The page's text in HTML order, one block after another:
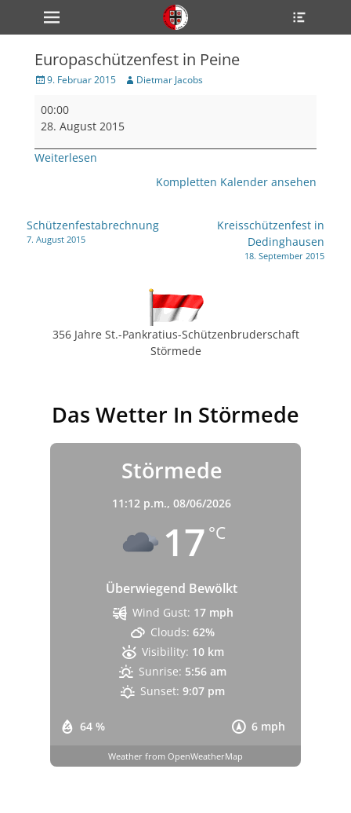
zum
Inhalt
Primärmenü
Europaschützenfest in Peine
Veröffentlicht
9. Februar 2015 Author
Dietmar Jacobs
Europaschützenfest
in
Peine
00:00
28. August 2015
Weiterlesen
Kompletten Kalender ansehen
Beitragsnavigation
Schützenfestabrechnung
7. August 2015
Kreisschützenfest in
Dedinghausen
18. September 2015
356 Jahre St.-Pankratius-Schützenbruderschaft
Störmede
Das Wetter In Störmede
Störmede
11:12 p.m., 08/06/2026
17 °C
Überwiegend Bewölkt
64 % 6 mph
Wind Gust: 17 mph
Clouds: 62%
Visibility: 10 km
Sunrise: 5:56 am
Sunset: 9:07 pm
Weather from OpenWeatherMap